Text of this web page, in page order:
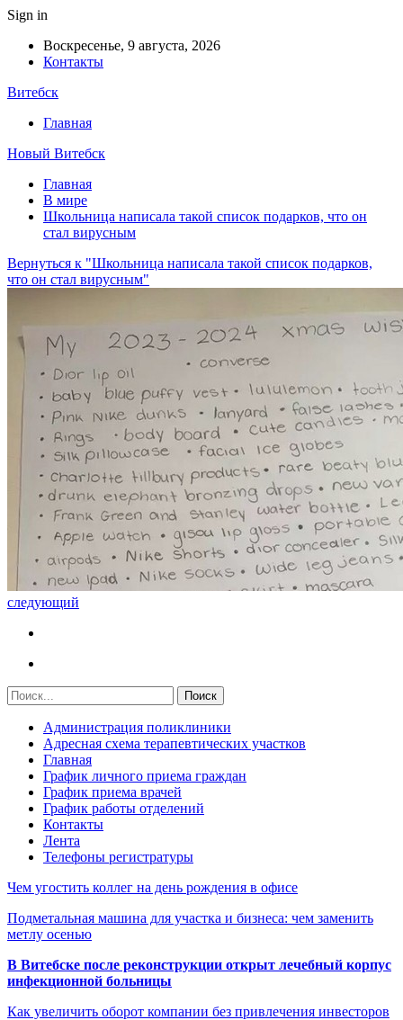
Sign in
Воскресенье, 9 августа, 2026
Контакты
Витебск
Главная
Новый Витебск
Главная
В мире
Школьница написала такой список подарков, что он
стал вирусным
Вернуться к "Школьница написала такой список подарков,
что он стал вирусным"
следующий
Администрация поликлиники
Адресная схема терапевтических участков
Главная
График личного приема граждан
График приема врачей
График работы отделений
Контакты
Лента
Телефоны регистратуры
Чем угостить коллег на день рождения в офисе
Подметальная машина для участка и бизнеса: чем заменить
метлу осенью
В Витебске после реконструкции открыт лечебный корпус
инфекционной больницы
Как увеличить оборот компании без привлечения инвесторов